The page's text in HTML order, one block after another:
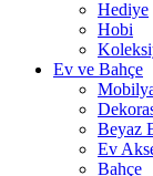
Hediye
Hobi
Ev ve Bahçe
Beyaz
Ev
Bahçe